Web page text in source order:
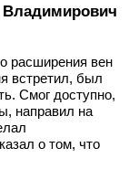
расширения вен
встретил, был
Смог доступно,
направил на
о том, что